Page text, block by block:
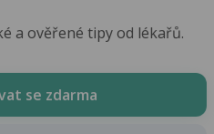
a ověřené tipy od lékařů.
se zdarma